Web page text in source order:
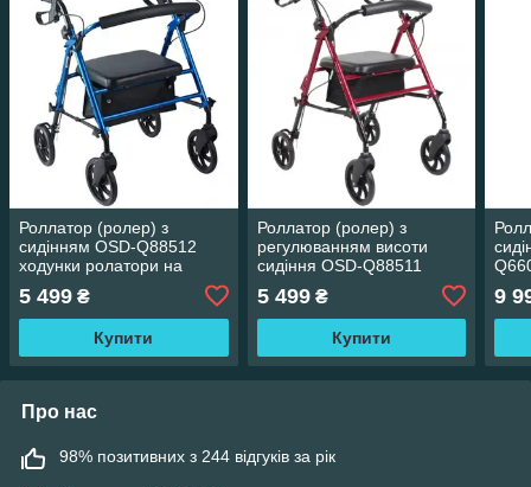
Роллатор (ролер) з
сидінням OSD-Q88512
ходунки ролатори на
інвалідів
5 499 ₴
Купити
Роллатор (ролер) з
регулюванням висоти
сидіння OSD-Q88511
колесах для літніх
інвалідів
5 499₴
Купити
9
Про нас
98% позитивних з 244 відгуків за рік